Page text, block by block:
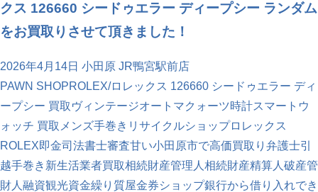
クス 126660 シードゥエラー ディープシー ランダム
をお買取りさせて頂きました！
2026年4月14日 小田原 JR鴨宮駅前店
PAWN SHOPROLEX/ロレックス 126660 シードゥエラー ディ
ープシー 買取 ヴィンテージオートマクォーツ時計スマートウ
ォッチ 買取 メンズ手巻き リサイクルショップロレックス
ROLEX即金司法書士審査甘い小田原市で高価買取り 弁護士引
越手巻き 新生活業者買取相続財産管理人 相続財産精算人 破産管
財人 融資観光資金繰り 質屋金券ショップ銀行から借り入れでき